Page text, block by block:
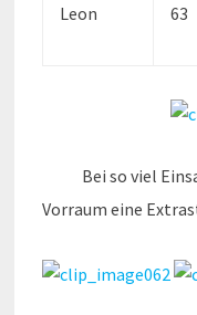
Leon 63
Bei so viel
Vorraum eine